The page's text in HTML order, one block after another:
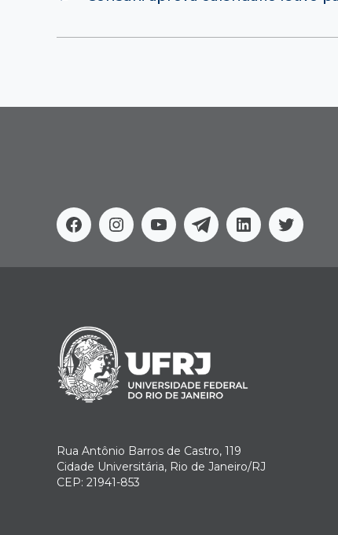
FacebookInstagram
YoutubeTelegramLinkedinTwitter
Rua Antônio Barros de Castro, 119
Cidade Universitária, Rio de Janeiro/RJ
CEP: 21941-853